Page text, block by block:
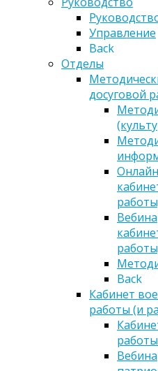
Управление
Back
Отделы
досуговой
Back
Кабинет
работы (и